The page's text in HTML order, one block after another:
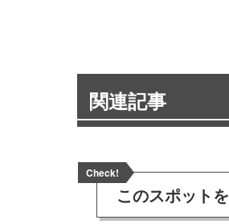
関連記事
Check!
このスポット